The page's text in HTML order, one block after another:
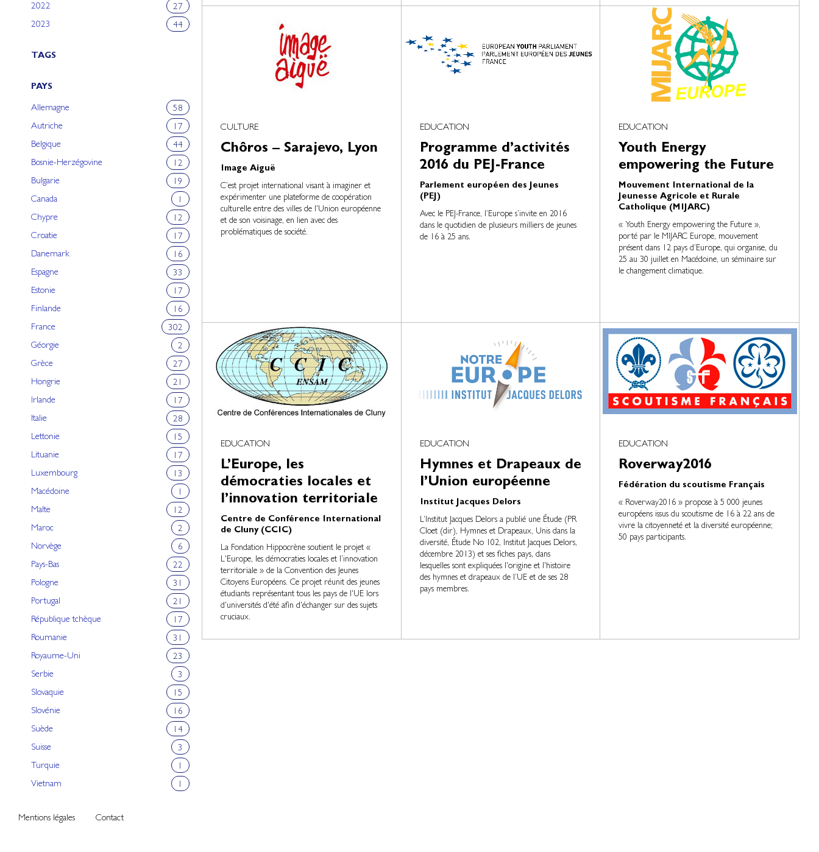
2022
27
2023
44
TAGS
PAYS
Allemagne
58
Autriche
17
Belgique
44
Bosnie-Herzégovine
12
Bulgarie
19
Canada
1
Chypre
12
Croatie
17
Danemark
16
Espagne
33
Estonie
17
Finlande
16
France
302
Géorgie
2
Grèce
27
Hongrie
21
Irlande
17
Italie
28
Lettonie
15
Lituanie
17
Luxembourg
13
Macédoine
1
Malte
12
Maroc
2
Norvège
6
Pays-Bas
22
Pologne
31
Portugal
21
République tchèque
17
Roumanie
31
Royaume-Uni
23
Serbie
3
Slovaquie
15
Slovénie
16
Suède
14
Suisse
3
Turquie
1
Vietnam
1
CULTURE
Chôros – Sarajevo, Lyon
Image Aiguë
C’est projet international visant à imaginer et
expérimenter une plateforme de coopération
culturelle entre des villes de l'Union européenne
et de son voisinage, en lien avec des
problématiques de société.
EDUCATION
Programme d’activités
2016 du PEJ-France
Parlement européen des Jeunes
(PEJ)
Avec le PEJ-France, l’Europe s’invite en 2016
dans le quotidien de plusieurs milliers de jeunes
de 16 à 25 ans.
EDUCATION
Youth Energy
empowering the Future
Mouvement International de la
Jeunesse Agricole et Rurale
Catholique (MIJARC)
« Youth Energy empowering the Future »,
porté par le MIJARC Europe, mouvement
présent dans 12 pays d’Europe, qui organise, du
25 au 30 juillet en Macédoine, un séminaire sur
le changement climatique.
EDUCATION
L’Europe, les
démocraties locales et
l’innovation territoriale
Centre de Conférence International
de Cluny (CCIC)
La Fondation Hippocrène soutient le projet «
L'Europe, les démocraties locales et l’innovation
territoriale » de la Convention des Jeunes
Citoyens Européens. Ce projet réunit des jeunes
étudiants représentant tous les pays de l'UE lors
d'universités d'été afin d'échanger sur des sujets
cruciaux.
EDUCATION
Hymnes et Drapeaux de
l’Union européenne
Institut Jacques Delors
L’Institut Jacques Delors a publié une Étude (PR
Cloet (dir), Hymnes et Drapeaux, Unis dans la
diversité, Étude No 102, Institut Jacques Delors,
décembre 2013) et ses fiches pays, dans
lesquelles sont expliquées l'origine et l'histoire
des hymnes et drapeaux de l’UE et de ses 28
pays membres.
EDUCATION
Roverway2016
Fédération du scoutisme Français
« Roverway2016 » propose à 5 000 jeunes
européens issus du scoutisme de 16 à 22 ans de
vivre la citoyenneté et la diversité européenne;
50 pays participants.
Mentions légales Contact